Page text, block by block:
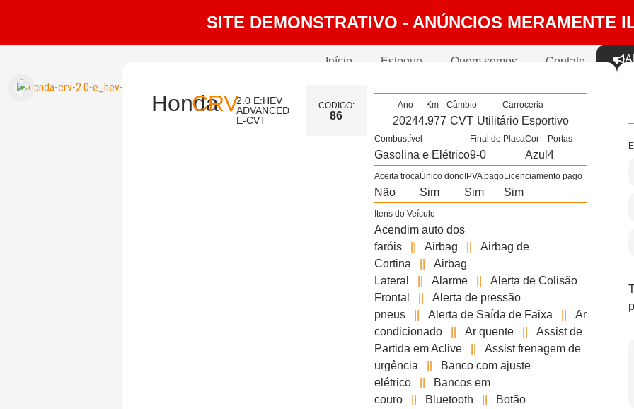
SITE DEMONSTRATIVO - ANÚNCIOS MERAMENTE
Início Estoque Quem somos Contato
Honda
CRV2.0 E:HEV
ADVANCED
E-CVT
CÓDIGO:
86
Ano
2024
Km
4.977
Câmbio
CVT
Carroceria
Utilitário Esportivo
Combustível
Gasolina e Elétrico
Final de Placa
9-0
Cor
Azul
Portas
4
Aceita troca
Não
Único dono
Sim
IPVA pago
Sim
Licenciamento pago
Sim
Itens do Veículo
Acendim auto dos
faróis
Airbag
Airbag de
Cortina
Airbag
Lateral
Alarme
Alerta de Colisão
Frontal
Alerta de pressão
pneus
Alerta de Saída de Faixa
Ar
condicionado
Ar quente
Assist de
Partida em Aclive
Assist frenagem de
urgência
Banco com ajuste
elétrico
Bancos em
couro
Bluetooth
Botão